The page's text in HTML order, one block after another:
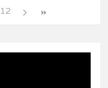
12